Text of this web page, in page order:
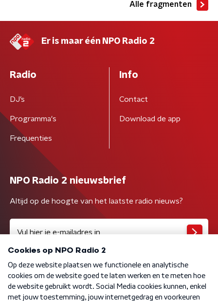
Alle fragmenten
Er is maar één NPO Radio 2
Radio
DJ’s
Programma's
Frequenties
Info
Contact
Download de app
NPO Radio 2 nieuwsbrief
Altijd op de hoogte van het laatste radio nieuws?
Algemene voorwaarden